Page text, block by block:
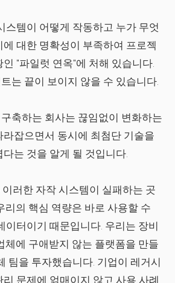
스템이 어떻게 작동하고 누가 무엇
대한 명확성이 부족하여 프로젝
"파일럿 연옥"에 처해 있습니다.
는 끝이 보이지 않을 수 있습니다.
축하는 회사는 끊임없이 변화하는
잡으면서 동시에 최첨단 기술을
는 것을 알게 될 것입니다.
러한 자작 시스템이 실패하는 곳
리의 핵심 역량은 바로 사용할 수
이터이기 때문입니다. 우리는 장비
체에 구애받지 않는 플랫폼을 만들
팀을 투자했습니다. 기업이 레거시
문제에 얽매이지 않고 사용 사례